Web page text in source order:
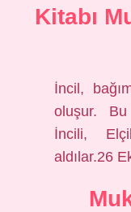
Kitabı
İncil,
oluşur. Bu
İncili,
aldılar.26